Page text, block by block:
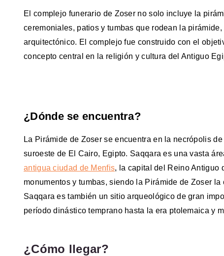
El complejo funerario de Zoser no solo incluye la
ceremoniales, patios y tumbas que rodean la
arquitectónico. El complejo fue construido con el
concepto central en la religión y cultura del Antiguo
¿Dónde se encuentra?
La Pirámide de Zoser se encuentra en la necrópolis
suroeste de El Cairo, Egipto. Saqqara es una vasta
antigua ciudad de Menfis, la capital del Reino Antiguo
monumentos y tumbas, siendo la Pirámide de Zoser
Saqqara es también un sitio arqueológico de gran
período dinástico temprano hasta la era ptolemaica y
¿Cómo llegar?